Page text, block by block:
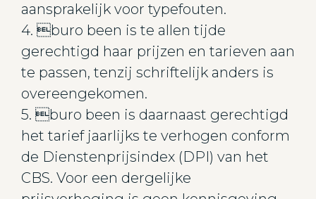
aansprakelijk voor typefouten.
4. buro been is te allen tijde
gerechtigd haar prijzen en tarieven aan
te passen, tenzij schriftelijk anders is
overeengekomen.
5. buro been is daarnaast gerechtigd
het tarief jaarlijks te verhogen conform
de Dienstenprijsindex (DPI) van het
CBS. Voor een dergelijke